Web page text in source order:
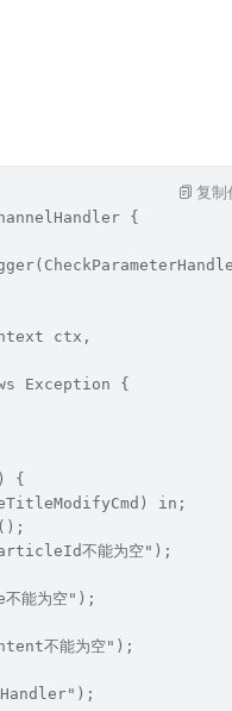
{
ctx,
Exception {
{
in;
不能为空");
能为空");
不能为空");
Handler");
复制